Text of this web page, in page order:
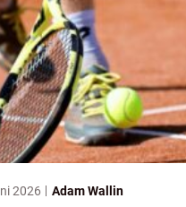
2026 Adam Wallin